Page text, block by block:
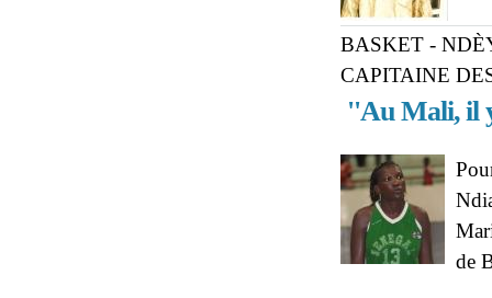
BASKET -
CAPITAINE
''Au Mali, il
de